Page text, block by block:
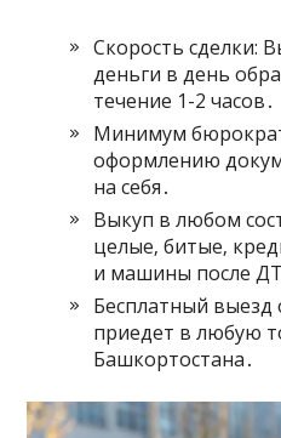
Скорость сделки:
деньги в день
течение 1-2 часов․
Минимум
оформлению
на себя․
Выкуп в любом
целые‚ битые‚
и машины после
Бесплатный
приедет в любую
Башкортостана․